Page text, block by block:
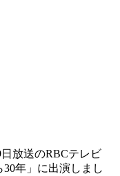
放送のRBCテレビ
年」 に出演しまし